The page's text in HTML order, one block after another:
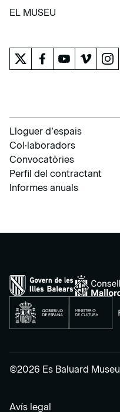
APRENDRE
EL MUSEU
Lloguer d’espais
Col·laboradors
Convocatòries
Perfil del contractant
Informes anuals
©2026 Es Baluard
Avís legal